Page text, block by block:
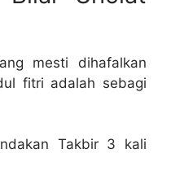
mesti dihafalkan
fitri adalah sebagi
Takbir 3 kali